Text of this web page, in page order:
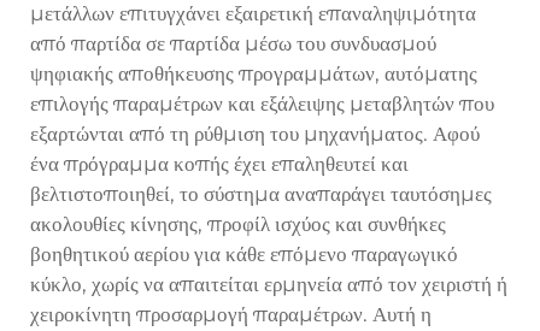
μετάλλων επιτυγχάνει εξαιρετική επαναληψιμότητα
από παρτίδα σε παρτίδα μέσω του συνδυασμού
ψηφιακής αποθήκευσης προγραμμάτων, αυτόματης
επιλογής παραμέτρων και εξάλειψης μεταβλητών που
εξαρτώνται από τη ρύθμιση του μηχανήματος. Αφού
ένα πρόγραμμα κοπής έχει επαληθευτεί και
βελτιστοποιηθεί, το σύστημα αναπαράγει ταυτόσημες
ακολουθίες κίνησης, προφίλ ισχύος και συνθήκες
βοηθητικού αερίου για κάθε επόμενο παραγωγικό
κύκλο, χωρίς να απαιτείται ερμηνεία από τον χειριστή ή
χειροκίνητη προσαρμογή παραμέτρων. Αυτή η